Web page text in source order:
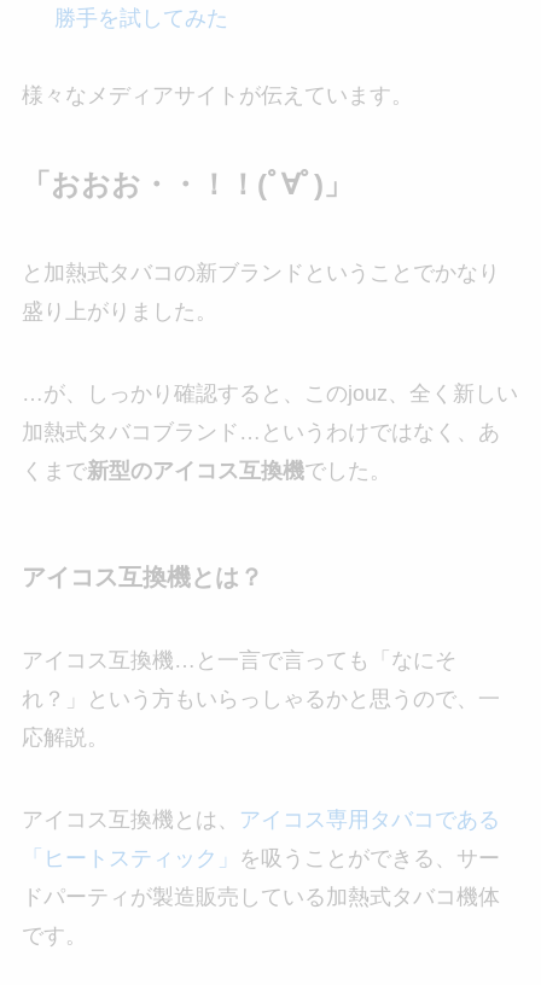
勝手を試してみた
様々なメディアサイトが伝えています。
「おおお・・！！(ﾟ∀ﾟ)」
と加熱式タバコの新ブランドということでかなり
盛り上がりました。
…が、しっかり確認すると、このjouz、全く新しい
加熱式タバコブランド…というわけではなく、あ
くまで新型のアイコス互換機でした。
アイコス互換機とは？
アイコス互換機…と一言で言っても「なにそ
れ？」という方もいらっしゃるかと思うので、一
応解説。
アイコス互換機とは、
アイコス専用タバコである
「ヒートスティック」
を吸うことができる、サー
ドパーティが製造販売している加熱式タバコ機体
です。